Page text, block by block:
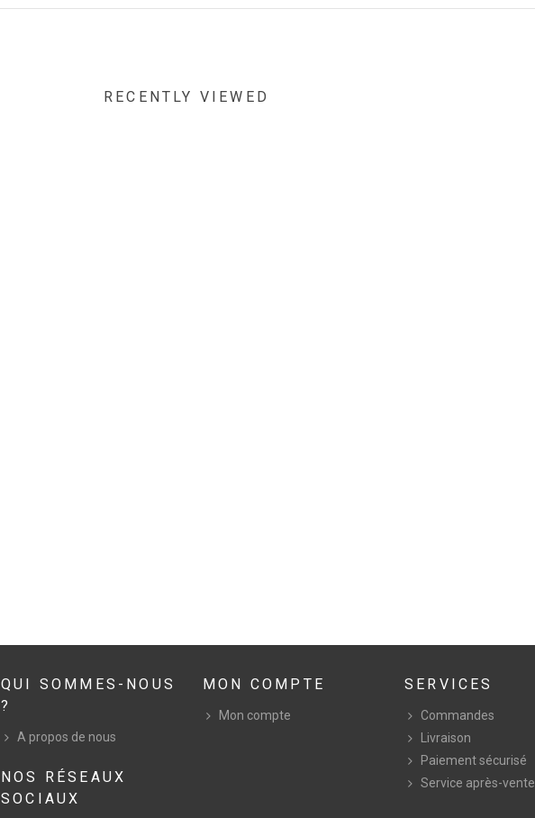
RECENTLY VIEWED
QUI SOMMES-NOUS
?
A propos de nous
NOS RÉSEAUX
SOCIAUX
MON COMPTE
Mon compte
SERVICES
Commandes
Livraison
Paiement sécurisé
Service après-vente